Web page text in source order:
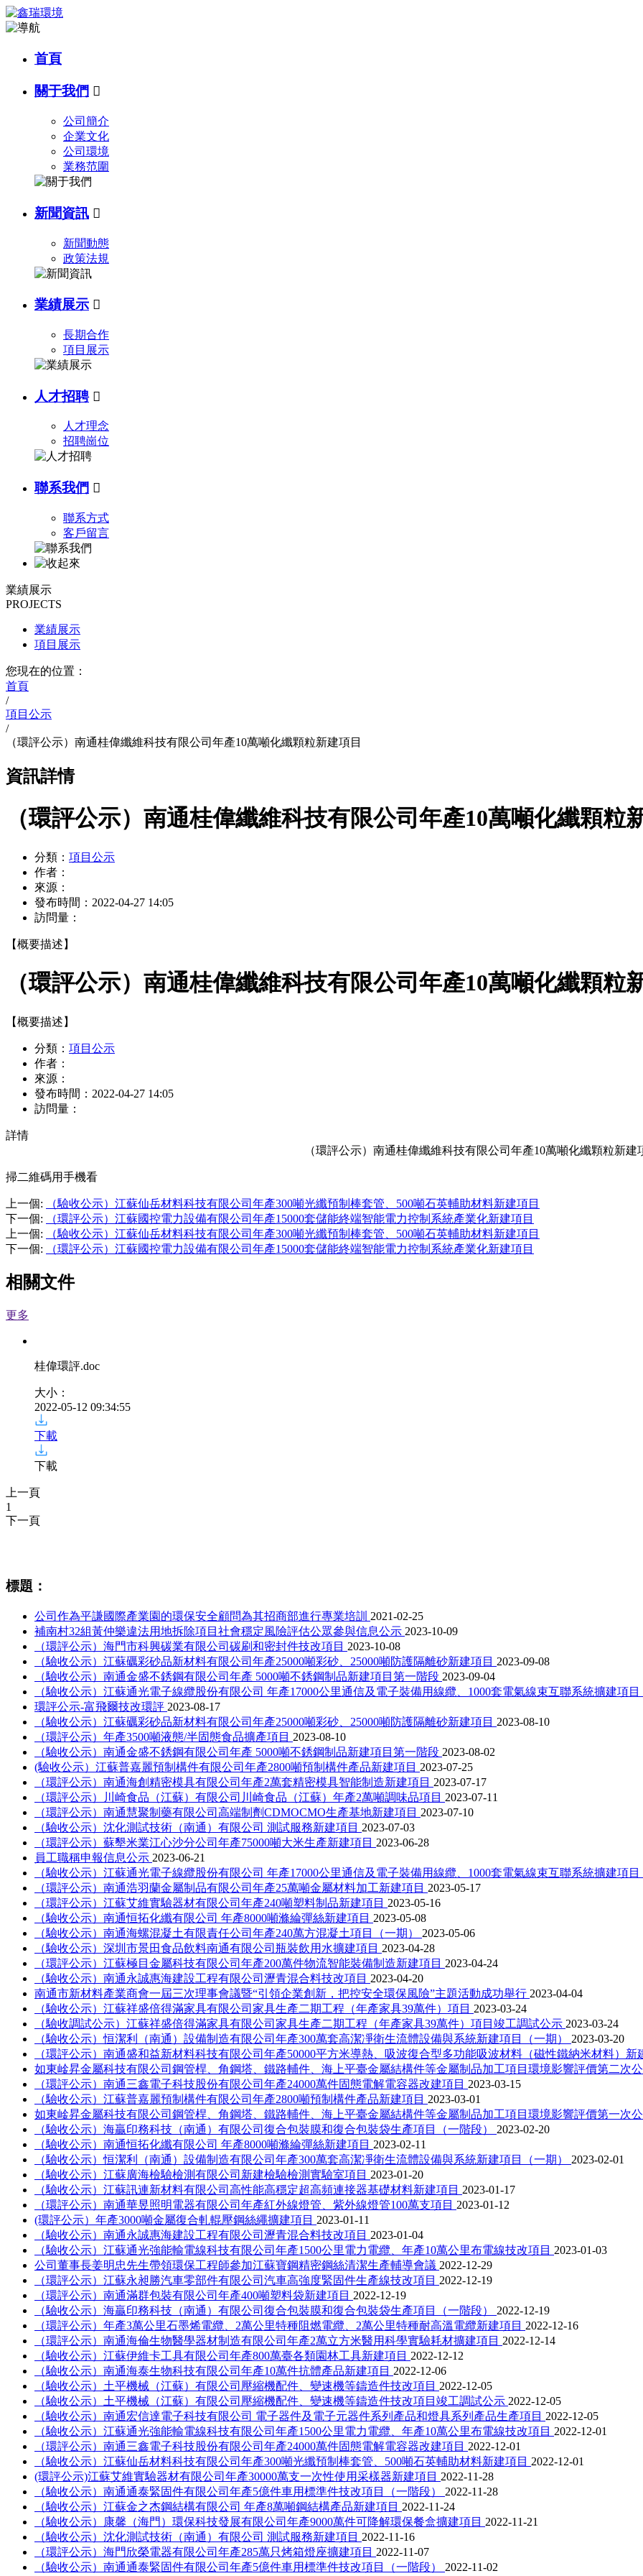
首頁
關于我們 
公司簡介
企業文化
公司環境
業務范圍
新聞資訊 
新聞動態
政策法規
業績展示 
長期合作
項目展示
人才招聘 
人才理念
招聘崗位
聯系我們 
聯系方式
客戶留言
業績展示
PROJECTS
業績展示
項目展示
您現在的位置：
首頁
/
項目公示
/
（環評公示）南通桂偉纖維科技有限公司年產10萬噸化纖顆粒新建項目
資訊詳情
（環評公示）南通桂偉纖維科技有限公司年產10萬噸化纖顆粒
分類： 項目公示
作者：
來源：
發布時間： 2022-04-27 14:05
訪問量：
【概要描述】
（環評公示）南通桂偉纖維科技有限公司年產10萬噸化纖顆粒
【概要描述】
分類： 項目公示
作者：
來源：
發布時間： 2022-04-27 14:05
訪問量：
詳情
（環評公示）南通桂偉纖維科技有限公司年產10萬噸化纖顆粒新建
掃二維碼用手機看
上一個:
（驗收公示）江蘇仙岳材料科技有限公司年產300噸光纖預制棒套管、500噸石英輔助材料新建項目
下一個:
（環評公示）江蘇國控電力設備有限公司年產15000套儲能終端智能電力控制系統產業化新建項目
上一個:
（驗收公示）江蘇仙岳材料科技有限公司年產300噸光纖預制棒套管、500噸石英輔助材料新建項目
下一個: （環評公示）江蘇國控電力設備有限公司年產15000套儲能終端智能電力控制系統產業化新建項目
相關文件
更多
桂偉環評.doc
大小：
2022-05-12 09:34:55
下載
下載
上一頁
1
下一頁
標題：
公司作為平謙國際產業園的環保安全顧問為其招商部進行專業培訓 2021-02-25
補南村32組黃仲樂違法用地拆除項目社會穩定風險評估公眾參與信息公示 2023-10-09
（環評公示）海門市科興碳業有限公司碳刷和密封件技改項目 2023-10-08
（驗收公示）江蘇礪彩砂品新材料有限公司年產25000噸彩砂、25000噸防護隔離砂新建項目 2023-09-08
（驗收公示）南通金盛不銹鋼有限公司年產 5000噸不銹鋼制品新建項目第一階段 2023-09-04
（驗收公示）江蘇通光電子線纜股份有限公司 年產17000公里通信及電子裝備用線纜、1000套電氣線束互聯系統擴建項目
環評公示-富飛爾技改環評 2023-08-17
（驗收公示）江蘇礪彩砂品新材料有限公司年產25000噸彩砂、25000噸防護隔離砂新建項目 2023-08-10
（環評公示）年產3500噸液態/半固態食品擴產項目 2023-08-10
（驗收公示）南通金盛不銹鋼有限公司年產 5000噸不銹鋼制品新建項目第一階段 2023-08-02
(驗收公示）江蘇普嘉麗預制構件有限公司年產2800噸預制構件產品新建項目 2023-07-25
（環評公示）南通海創精密模具有限公司年產2萬套精密模具智能制造新建項目 2023-07-17
（環評公示）川崎食品（江蘇）有限公司川崎食品（江蘇）年產2萬噸調味品項目 2023-07-11
（環評公示）南通慧聚制藥有限公司高端制劑CDMOCMO生產基地新建項目 2023-07-10
（驗收公示）沈化測試技術（南通）有限公司 測試服務新建項目 2023-07-03
（環評公示）蘇墾米業江心沙分公司年產75000噸大米生產新建項目 2023-06-28
員工職稱申報信息公示 2023-06-21
（驗收公示）江蘇通光電子線纜股份有限公司 年產17000公里通信及電子裝備用線纜、1000套電氣線束互聯系統擴建項目
（環評公示）南通浩羽蘭金屬制品有限公司年產25萬噸金屬材料加工新建項目 2023-05-17
（環評公示）江蘇艾維實驗器材有限公司年產240噸塑料制品新建項目 2023-05-16
（驗收公示）南通恒拓化纖有限公司 年產8000噸滌綸彈絲新建項目 2023-05-08
（驗收公示）南通海螺混凝土有限責任公司年產240萬方混凝土項目（一期） 2023-05-06
（驗收公示）深圳市景田食品飲料南通有限公司瓶裝飲用水擴建項目 2023-04-28
（環評公示）江蘇極目金屬科技有限公司年產200萬件物流智能裝備制造新建項目 2023-04-24
（驗收公示）南通永誠惠海建設工程有限公司瀝青混合料技改項目 2023-04-20
南通市新材料產業商會一屆三次理事會議暨“引領企業創新，把控安全環保風險”主題活動成功舉行 2023-04-04
（驗收公示）江蘇祥盛倍得滿家具有限公司家具生產二期工程（年產家具39萬件）項目 2023-03-24
（驗收調試公示）江蘇祥盛倍得滿家具有限公司家具生產二期工程（年產家具39萬件）項目竣工調試公示 2023-03-24
（驗收公示）恒潔利（南通）設備制造有限公司年產300萬套高潔凈衛生流體設備與系統新建項目（一期） 2023-03-20
（環評公示）南通盛和益新材料科技有限公司年產50000平方米導熱、吸波復合型多功能吸波材料（磁性鐵納米材料）
如東崯昇金屬科技有限公司鋼管桿、角鋼塔、鐵路輔件、海上平臺金屬結構件等金屬制品加工項目環境影響評價第二次
（環評公示）南通三鑫電子科技股份有限公司年產24000萬件固態電解電容器改建項目 2023-03-15
（驗收公示）江蘇普嘉麗預制構件有限公司年產2800噸預制構件產品新建項目 2023-03-01
如東崯昇金屬科技有限公司鋼管桿、角鋼塔、鐵路輔件、海上平臺金屬結構件等金屬制品加工項目環境影響評價第一次
（驗收公示）海贏印務科技（南通）有限公司復合包裝膜和復合包裝袋生產項目（一階段） 2023-02-20
（驗收公示）南通恒拓化纖有限公司 年產8000噸滌綸彈絲新建項目 2023-02-11
（驗收公示）恒潔利（南通）設備制造有限公司年產300萬套高潔凈衛生流體設備與系統新建項目（一期） 2023-02-01
（驗收公示）江蘇廣海檢驗檢測有限公司新建檢驗檢測實驗室項目 2023-01-20
（驗收公示）江蘇訊連新材料有限公司高性能高穩定超高頻連接器基礎材料新建項目 2023-01-17
（環評公示）南通華昱照明電器有限公司年產紅外線燈管、紫外線燈管100萬支項目 2023-01-12
(環評公示）年產3000噸金屬復合軋輥壓鋼絲繩擴建項目 2023-01-11
（驗收公示）南通永誠惠海建設工程有限公司瀝青混合料技改項目 2023-01-04
（驗收公示）江蘇通光強能輸電線科技有限公司年產1500公里電力電纜、年產10萬公里布電線技改項目 2023-01-03
公司董事長姜明忠先生帶領環保工程師參加江蘇寶鋼精密鋼絲清潔生產輔導會議 2022-12-29
（環評公示）江蘇永昶勝汽車零部件有限公司汽車高強度緊固件生產線技改項目 2022-12-19
（環評公示）南通滿群包裝有限公司年產400噸塑料袋新建項目 2022-12-19
（驗收公示）海贏印務科技（南通）有限公司復合包裝膜和復合包裝袋生產項目（一階段） 2022-12-19
（環評公示）年產3萬公里石墨烯電纜、2萬公里特種阻燃電纜、2萬公里特種耐高溫電纜新建項目 2022-12-16
（環評公示）南通海倫生物醫學器材制造有限公司年產2萬立方米醫用科學實驗耗材擴建項目 2022-12-14
（驗收公示）江蘇伊維卡工具有限公司年產800萬臺各類園林工具新建項目 2022-12-12
（驗收公示）南通海泰生物科技有限公司年產10萬件抗體產品新建項目 2022-12-06
（驗收公示）土平機械（江蘇）有限公司壓縮機配件、變速機等鑄造件技改項目 2022-12-05
（驗收公示）土平機械（江蘇）有限公司壓縮機配件、變速機等鑄造件技改項目竣工調試公示 2022-12-05
（驗收公示）南通宏信達電子科技有限公司 電子器件及電子元器件系列產品和燈具系列產品生產項目 2022-12-05
（驗收公示）江蘇通光強能輸電線科技有限公司年產1500公里電力電纜、年產10萬公里布電線技改項目 2022-12-01
（環評公示）南通三鑫電子科技股份有限公司年產24000萬件固態電解電容器改建項目 2022-12-01
（驗收公示）江蘇仙岳材料科技有限公司年產300噸光纖預制棒套管、500噸石英輔助材料新建項目 2022-12-01
(環評公示)江蘇艾維實驗器材有限公司年產30000萬支一次性使用采樣器新建項目 2022-11-28
（驗收公示）南通通泰緊固件有限公司年產5億件車用標準件技改項目（一階段） 2022-11-28
（驗收公示）江蘇金之杰鋼結構有限公司 年產8萬噸鋼結構產品新建項目 2022-11-24
（驗收公示）康馨（海門）環保科技發展有限公司年產9000萬件可降解環保餐盒擴建項目 2022-11-21
（驗收公示）沈化測試技術（南通）有限公司 測試服務新建項目 2022-11-16
（環評公示）海門欣榮電器有限公司年產285萬只烤箱燈座擴建項目 2022-11-07
（驗收公示）南通通泰緊固件有限公司年產5億件車用標準件技改項目（一階段） 2022-11-02